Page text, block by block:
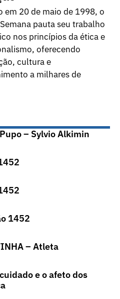
em 20 de maio de 1998, o
pauta seu trabalho
nos princípios da ética e
oferecendo
cultura e
a milhares de
– Sylvio Alkimin
1452
– Atleta
e o afeto dos